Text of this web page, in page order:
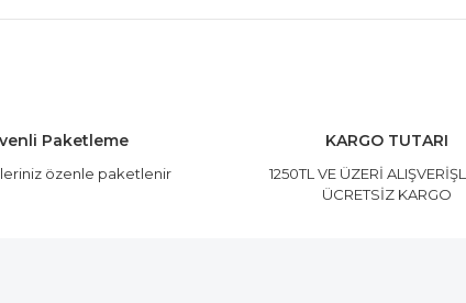
Bu ürüne ilk yorumu siz yapın!
Paketleme
özenle paketlenir
KARGO TUTARI
1250TL VE ÜZERİ
ÜCRETSİZ KARGO